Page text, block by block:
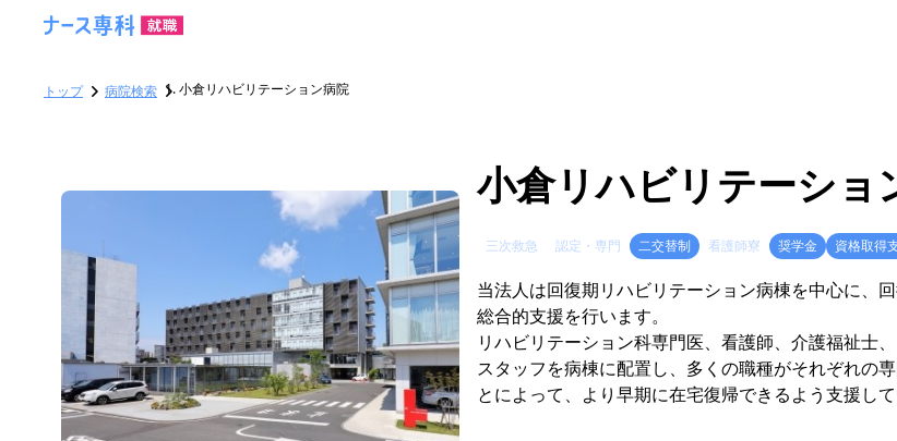
トップ 病院検索 小倉リハビリテーション病院
小倉リハビリテーショ
三次救急 認定・専門 二交替制 看護師寮 奨学金 資格取得
当法人は回復期リハビリテーション病棟を中心に、
総合的支援を行います。
リハビリテーション科専門医、看護師、介護福祉士
スタッフを病棟に配置し、多くの職種がそれぞれの
とによって、より早期に在宅復帰できるよう支援して